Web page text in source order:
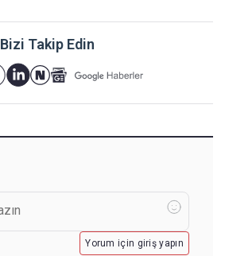
Bizi Takip Edin
Yorum için giriş yapın